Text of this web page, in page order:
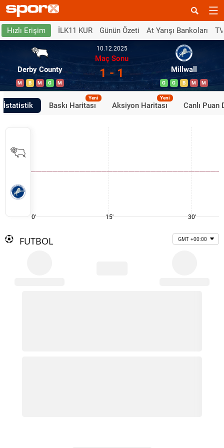
Hızlı Erişim İLK11 KUR Günün Özeti At Yarışı Bankoları
Derby County
M B M G M
10.12.2025
Maç Sonu
1 - 1 Millwall
G G B M M
İstatistik Baskı Haritası
Yeni
Aksiyon Haritası
Yeni
Canlı Puan
0' 15' 30'
FUTBOL GMT +00:00